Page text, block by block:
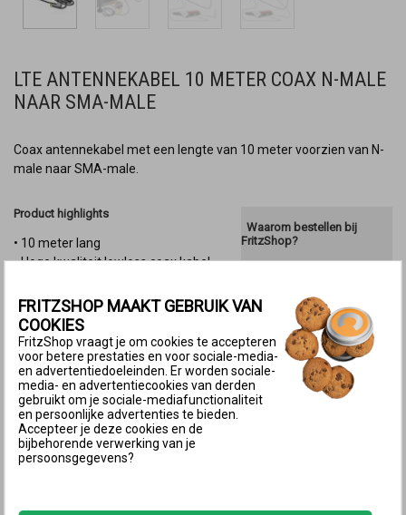
LTE ANTENNEKABEL 10 METER COAX N-MALE
NAAR SMA-MALE
Coax antennekabel met een lengte van 10 meter voorzien van N-
male naar SMA-male.
Product highlights
• 10 meter lang
• Hoge kwaliteit lowloss coax kabel
Waarom bestellen bij
FritzShop?
Voor 17.00 besteld,
morgen in huis
Technische helpdesk
voor al je vragen
✓14 dagen
bedenktermijn
Referentie: SW-KC-004
Beschikbaarheid: op voorraad, wordt gratis
verzonden!
Aantal :
FRITZSHOP MAAKT GEBRUIK VAN
COOKIES
FritzShop vraagt je om cookies te accepteren
voor betere prestaties en voor sociale-media-
en advertentiedoeleinden. Er worden sociale-
media- en advertentiecookies van derden
gebruikt om je sociale-mediafunctionaliteit
en persoonlijke advertenties te bieden.
Accepteer je deze cookies en de
bijbehorende verwerking van je
persoonsgegevens?